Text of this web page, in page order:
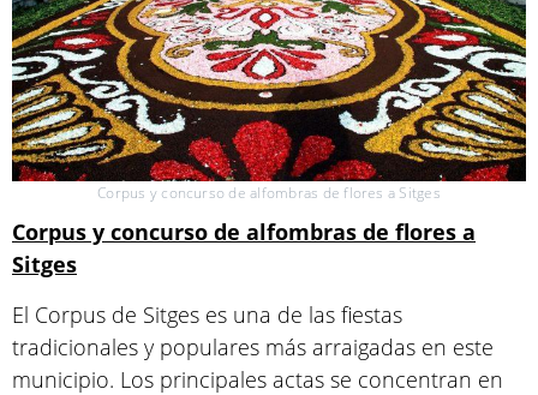
Corpus y concurso de alfombras de flores a Sitges
Corpus y concurso de alfombras de flores a
Sitges
El Corpus de Sitges es una de las fiestas
tradicionales y populares más arraigadas en este
municipio. Los principales actas se concentran en